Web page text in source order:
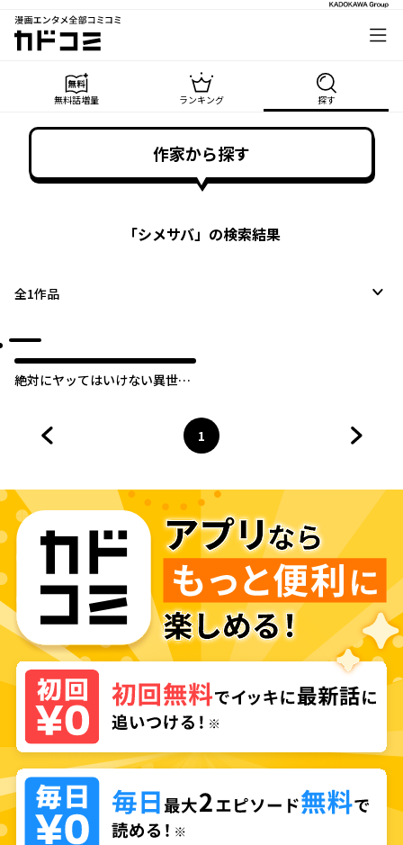
漫画エンタメ全部コミコミ
カドコミ
無料話増量 ランキング 探す
作家から探す
「シメサバ」の検索結果
全1作品
絶対にヤッてはいけない異世界
ページ
1
へ